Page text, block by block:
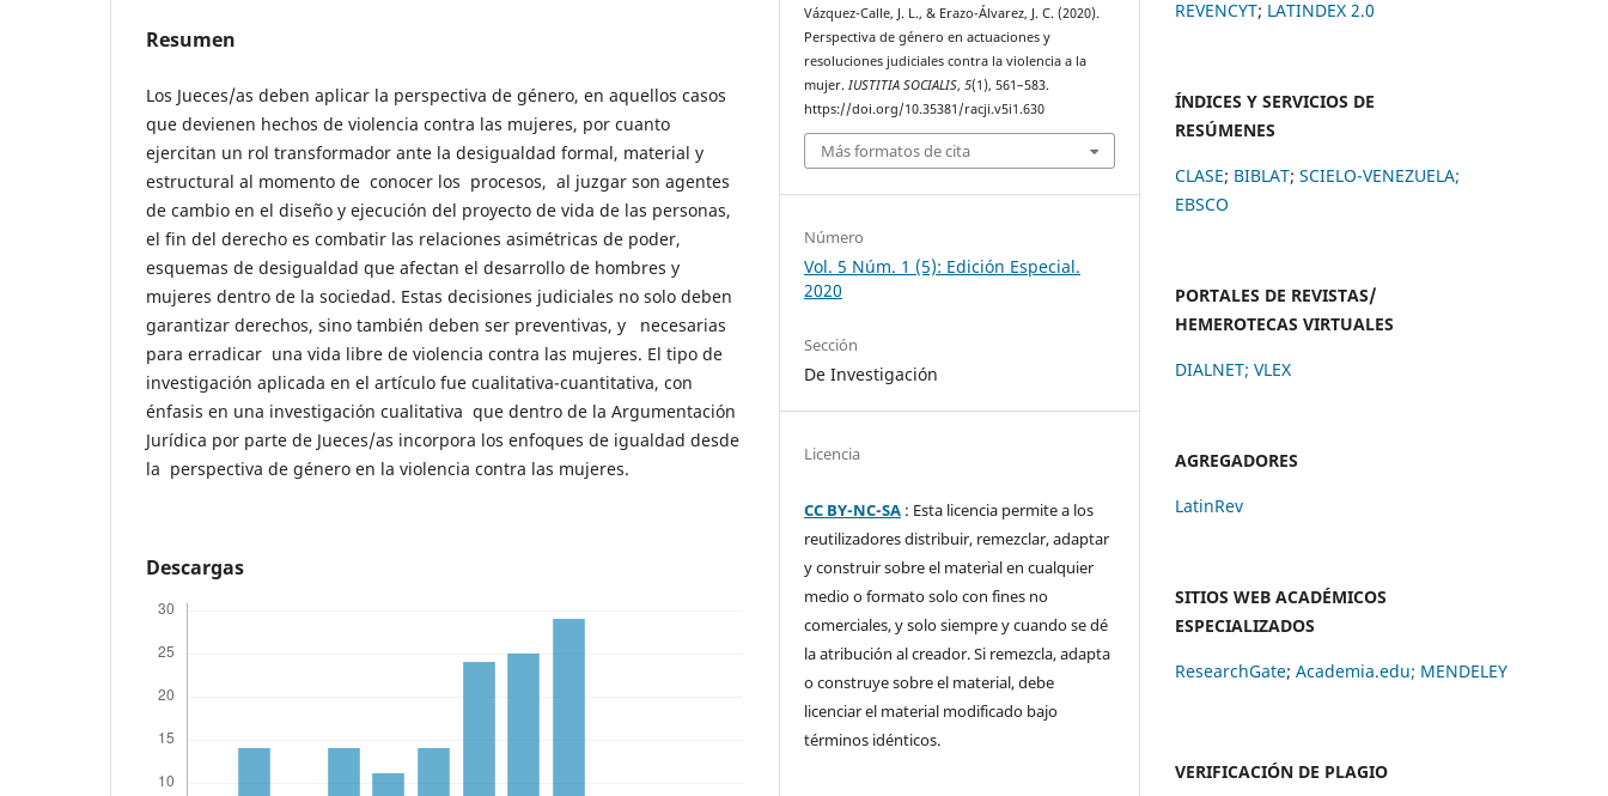
Resumen
Los Jueces/as deben aplicar la perspectiva de género, en aquellos casos
que devienen hechos de violencia contra las mujeres, por cuanto
ejercitan un rol transformador ante la desigualdad formal, material y
estructural al momento de conocer los procesos, al juzgar son agentes
de cambio en el diseño y ejecución del proyecto de vida de las personas,
el fin del derecho es combatir las relaciones asimétricas de poder,
esquemas de desigualdad que afectan el desarrollo de hombres y
mujeres dentro de la sociedad. Estas decisiones judiciales no solo deben
garantizar derechos, sino también deben ser preventivas, y necesarias
para erradicar una vida libre de violencia contra las mujeres. El tipo de
investigación aplicada en el artículo fue cualitativa-cuantitativa, con
énfasis en una investigación cualitativa que dentro de la Argumentación
Jurídica por parte de Jueces/as incorpora los enfoques de igualdad desde
la perspectiva de género en la violencia contra las mujeres.
Descargas
Vázquez-Calle, J. L., & Erazo-Álvarez, J. C. (2020).
Perspectiva de género en actuaciones y
resoluciones judiciales contra la violencia a la
mujer.IUSTITIA SOCIALIS,5(1), 561–583.
https://doi.org/10.35381/racji.v5i1.630
Más formatos de cita
Número
Vol. 5 Núm. 1 (5): Edición Especial.
2020
Sección
De Investigación
Licencia
CC BY-NC-SA : Esta licencia permite a los
reutilizadores distribuir, remezclar, adaptar
y construir sobre el material en cualquier
medio o formato solo con fines no
comerciales, y solo siempre y cuando se dé
la atribución al creador. Si remezcla, adapta
o construye sobre el material, debe
licenciar el material modificado bajo
términos idénticos.
REVENCYT; LATINDEX 2.0
ÍNDICES Y SERVICIOS DE
RESÚMENES
CLASE; BIBLAT; SCIELO-VENEZUELA;
EBSCO
PORTALES DE REVISTAS/
HEMEROTECAS VIRTUALES
DIALNET; VLEX
AGREGADORES
LatinRev
SITIOS WEB ACADÉMICOS
ESPECIALIZADOS
ResearchGate; Academia.edu; MENDELEY
VERIFICACIÓN DE PLAGIO